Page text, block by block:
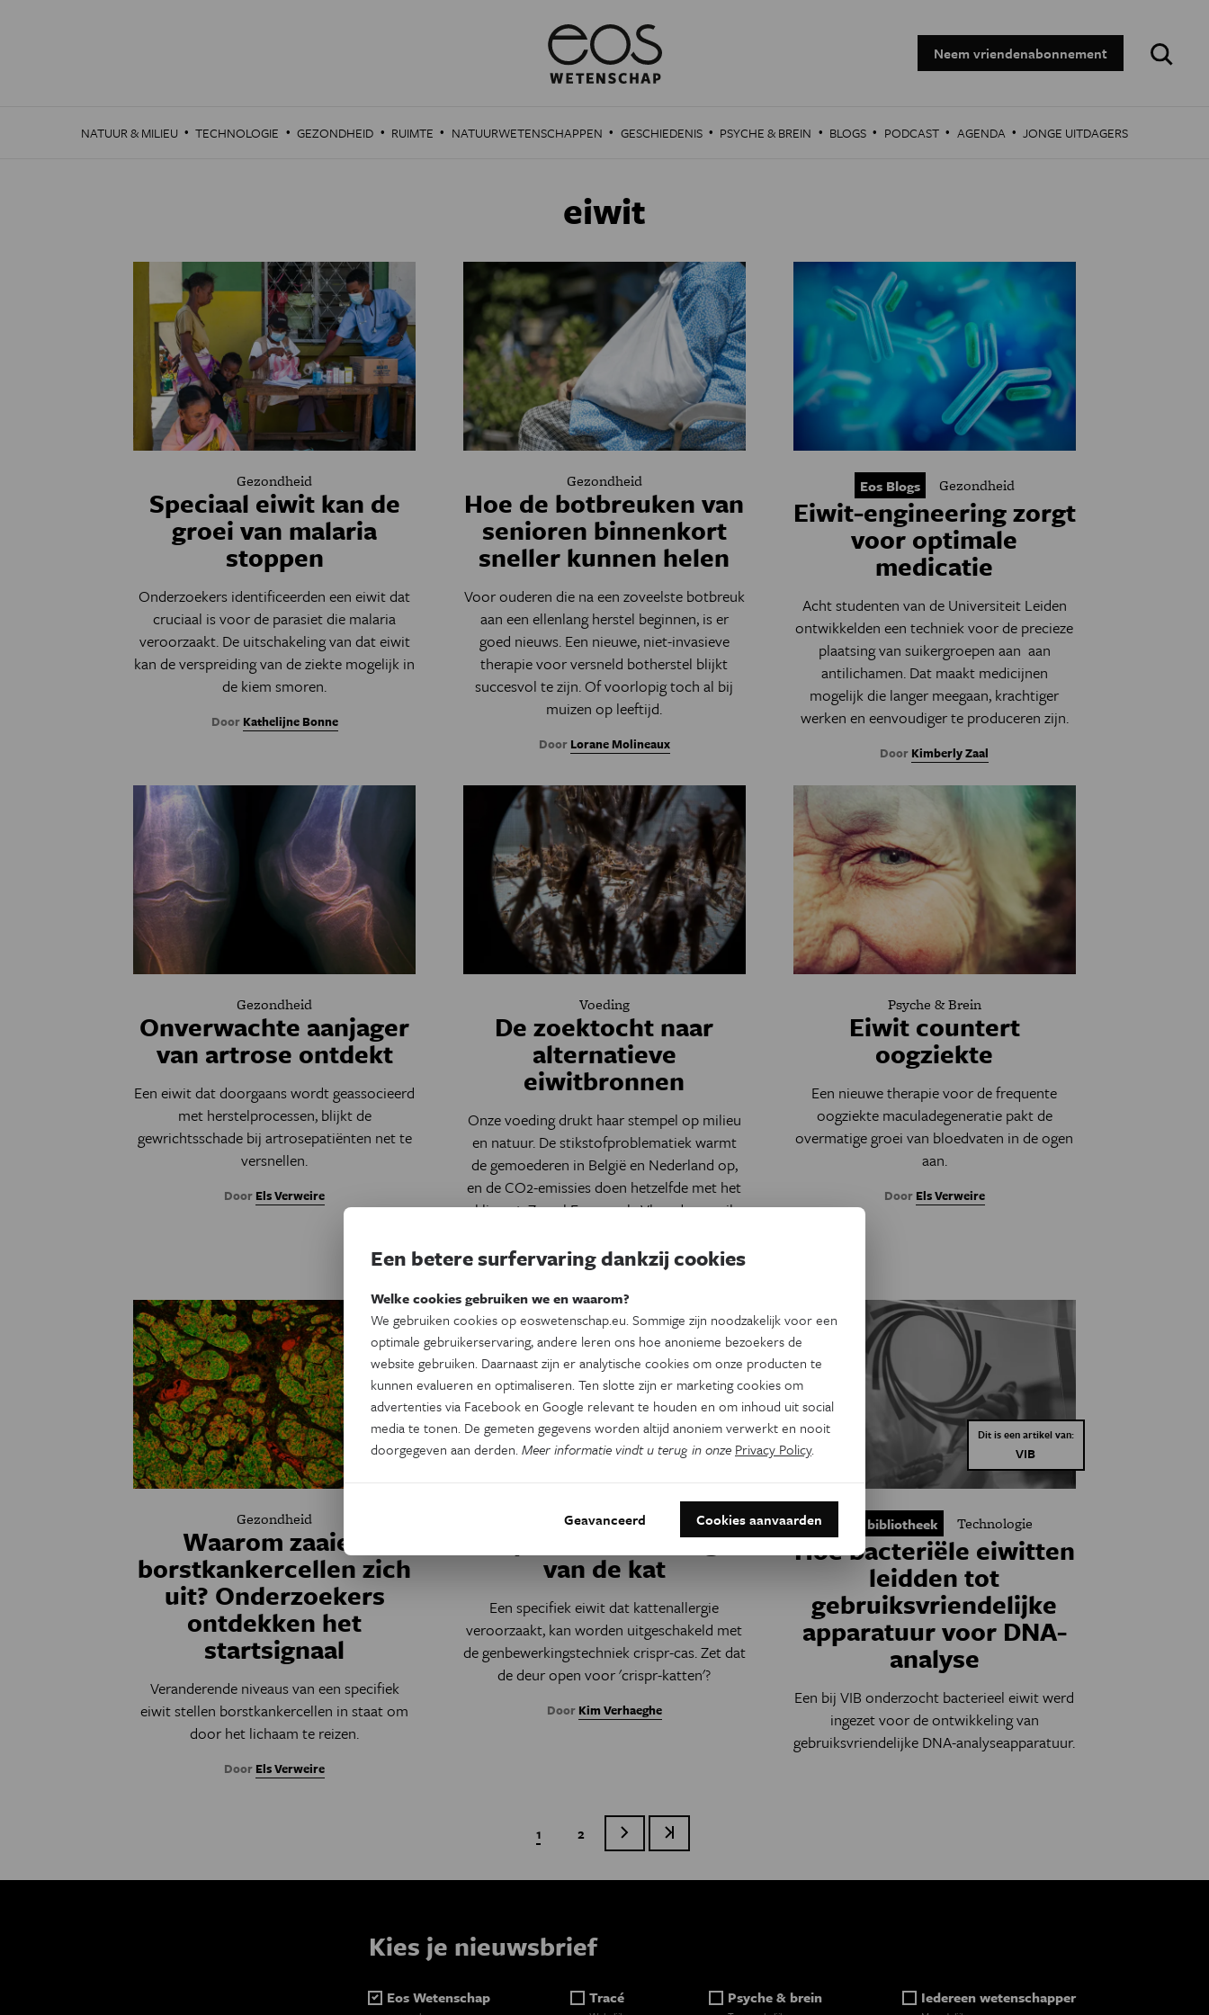
Neem vriendenabonnement
Zoeken:
NATUUR & MILIEU · TECHNOLOGIE · GEZONDHEID · RUIMTE · NATUURWETENSCHAPPEN · GESCHIEDENIS · PSYCHE & BREIN · BLOGS · PODCAST · AGENDA · JONGE UITDAGERS
eiwit
Gezondheid
Speciaal eiwit kan de
groei van malaria
stoppen
Onderzoekers identificeerden een eiwit dat
cruciaal is voor de parasiet die malaria
veroorzaakt. De uitschakeling van dat eiwit
kan de verspreiding van de ziekte mogelijk in
de kiem smoren.
Door Kathelijne Bonne
Gezondheid
Hoe de botbreuken van
senioren binnenkort
sneller kunnen helen
Voor ouderen die na een zoveelste botbreuk
aan een ellenlang herstel beginnen, is er
goed nieuws. Een nieuwe, niet-invasieve
therapie voor versneld botherstel blijkt
succesvol te zijn. Of voorlopig toch al bij
muizen op leeftijd.
Door Lorane Molineaux
Eos Blogs Gezondheid
Eiwit-engineering zorgt
voor optimale
medicatie
Acht studenten van de Universiteit Leiden
ontwikkelden een techniek voor de precieze
plaatsing van suikergroepen aan aan
antilichamen. Dat maakt medicijnen
mogelijk die langer meegaan, krachtiger
werken en eenvoudiger te produceren zijn.
Door Kimberly Zaal
Gezondheid
Onverwachte aanjager
van artrose ontdekt
Een eiwit dat doorgaans wordt geassocieerd
met herstelprocessen, blijkt de
gewrichtsschade bij artrosepatiënten net te
versnellen.
Door Els Verweire
Voeding
De zoektocht naar
alternatieve
eiwitbronnen
Onze voeding drukt haar stempel op milieu
en natuur. De stikstofproblematiek warmt
de gemoederen in België en Nederland op,
en de CO2-emissies doen hetzelfde met het
klimaat. Zowel Europa als Vlaanderen wil
DoorIlse Boeren
Psyche & Brein
Eiwit countert
oogziekte
Een nieuwe therapie voor de frequente
oogziekte maculadegeneratie pakt de
overmatige groei van bloedvaten in de ogen
aan.
Door Els Verweire
Gezondheid
Waarom zaaien
borstkankercellen zich
uit? Onderzoekers
ontdekken het
startsignaal
Veranderende niveaus van een specifiek
eiwit stellen borstkankercellen in staat om
door het lichaam te reizen.
Door Els Verweire
Natuur & Milieu
Crispr krabt de allergie
van de kat
Een specifiek eiwit dat kattenallergie
veroorzaakt, kan worden uitgeschakeld met
de genbewerkingstechniek crispr-cas. Zet dat
de deur open voor 'crispr-katten'?
Door Kim Verhaeghe
Dit is een artikel van:
VIB
Eos bibliotheek Technologie
Hoe bacteriële eiwitten
leidden tot
gebruiksvriendelijke
apparatuur voor DNA-
analyse
Een bij VIB onderzocht bacterieel eiwit werd
ingezet voor de ontwikkeling van
gebruiksvriendelijke DNA-analyseapparatuur.
Huidige pagina
1 Page
2 Volgende pagina
Laatste pagina
Kies je nieuwsbrief
Eos Wetenschap Tracé Psyche & brein Iedereen wetenschapper
Een betere surfervaring dankzij cookies
Welke cookies gebruiken we en waarom?
We gebruiken cookies op eoswetenschap.eu. Sommige zijn noodzakelijk voor een
optimale gebruikerservaring, andere leren ons hoe anonieme bezoekers de
website gebruiken. Daarnaast zijn er analytische cookies om onze producten te
kunnen evalueren en optimaliseren. Ten slotte zijn er marketing cookies om
advertenties via Facebook en Google relevant te houden en om inhoud uit social
media te tonen. De gemeten gegevens worden altijd anoniem verwerkt en nooit
doorgegeven aan derden.Meer informatie vindt u terug in onze Privacy Policy.
Geavanceerd Cookies aanvaarden